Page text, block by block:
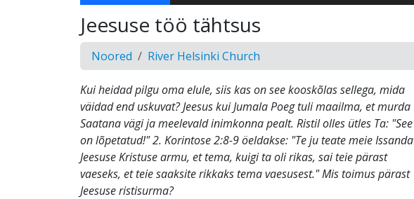
Jeesuse töö tähtsus
Noored River Helsinki Church
Kui heidad pilgu oma elule, siis kas on see kooskõlas sellega, mida
väidad end uskuvat? Jeesus kui Jumala Poeg tuli maailma, et murda
Saatana vägi ja meelevald inimkonna pealt. Ristil olles ütles Ta: "See
on lõpetatud!" 2. Korintose 2:8-9 öeldakse: "Te ju teate meie Issanda
Jeesuse Kristuse armu, et tema, kuigi ta oli rikas, sai teie pärast
vaeseks, et teie saaksite rikkaks tema vaesusest." Mis toimus pärast
Jeesuse ristisurma?